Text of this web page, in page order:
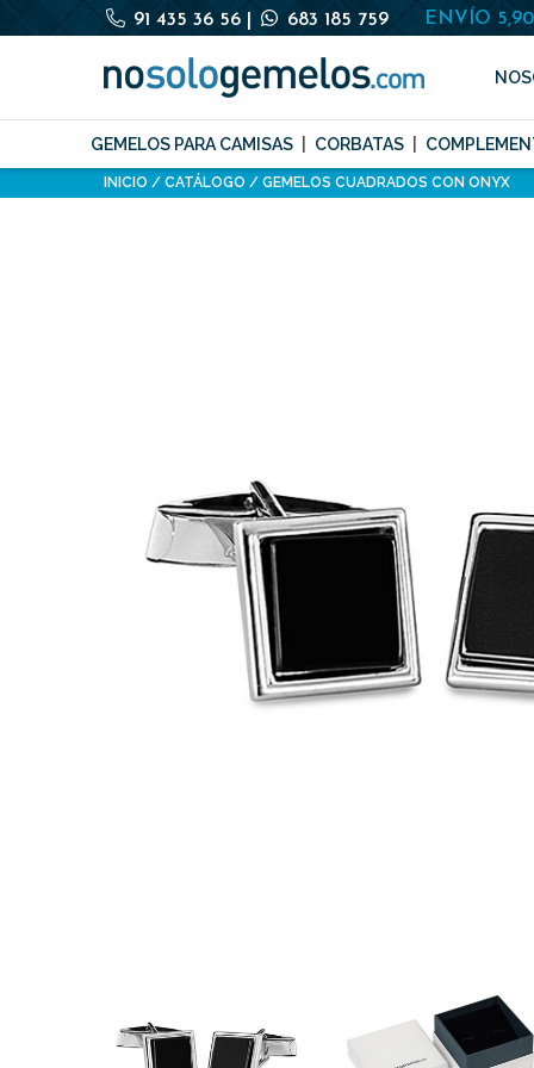
91 435 36 56 683 185 759 ENVÍO
GEMELOS PARA CAMISAS CORBATAS
INICIO CATÁLOGO GEMELOS CUADRADOS CON ONYX